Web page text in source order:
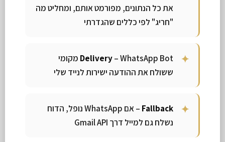
את כל הנתונים, מפורמט אותם, ומחליט מה
"חריג" לפי כללים שהגדרתי
Delivery – WhatsApp Bot מקומי
ששולח את ההודעה ישירות לנייד שלי
Fallback
– אם WhatsApp נופל, הדוח
נשלח גם למייל דרך Gmail API